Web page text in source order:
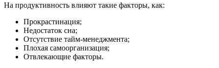
На продуктивность влияют такие факторы, как:
Прокрастинация;
Недостаток сна;
Отсутствие тайм-менеджмента;
Плохая самоорганизация;
Отвлекающие факторы.